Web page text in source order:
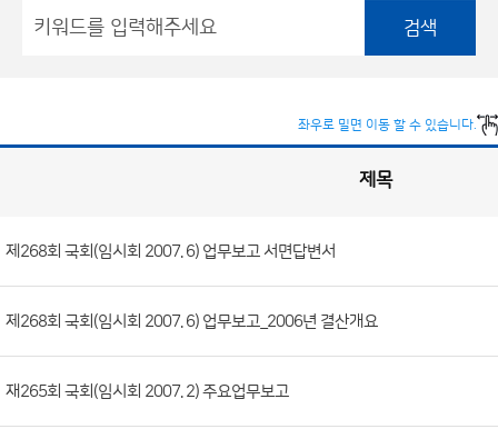
검색
좌우로 밀면 이동 할 수 있습니다.
보
공
개
게
록
호,
분
류,
제
제목
제268회 국회(임시회 2007. 6) 업무보고 서면답변서
제268회 국회(임시회 2007. 6) 업무보고_2006년 결산개요
재265회 국회(임시회 2007. 2) 주요업무보고